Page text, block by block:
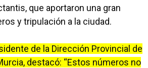
que aportaron una gran
y tripulación a la ciudad.
de la Dirección Provincial de
destacó: “Estos números no